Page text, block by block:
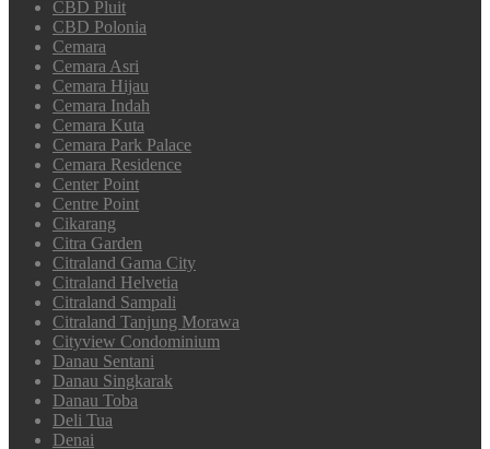
CBD Pluit
CBD Polonia
Cemara
Cemara Asri
Cemara Hijau
Cemara Indah
Cemara Kuta
Cemara Park Palace
Cemara Residence
Center Point
Centre Point
Cikarang
Citra Garden
Citraland Gama City
Citraland Helvetia
Citraland Sampali
Citraland Tanjung Morawa
Cityview Condominium
Danau Sentani
Danau Singkarak
Danau Toba
Deli Tua
Denai